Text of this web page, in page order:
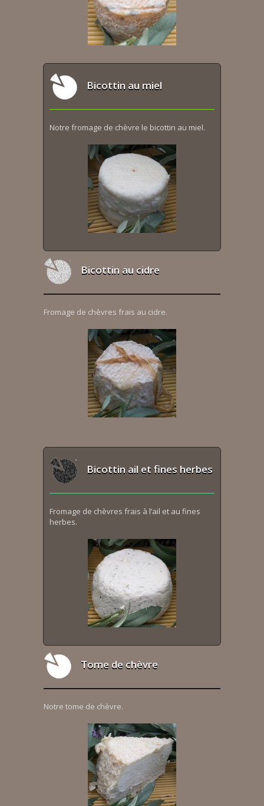
Bicottin au miel
Notre fromage de chèvre le bicottin au miel.
Bicottin au cidre
Fromage de chèvres frais au cidre.
Bicottin ail et fines herbes
Fromage de chèvres frais à l’ail et au fines
herbes.
Tome de chèvre
Notre tome de chèvre.